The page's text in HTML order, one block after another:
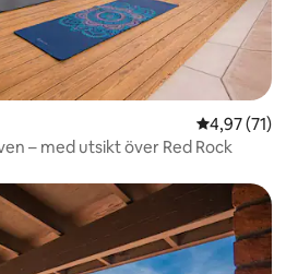
4,97 av 5 i
4,97 (71)
– med utsikt över Red Rock